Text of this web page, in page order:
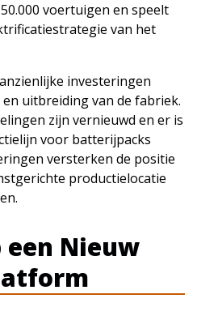
voertuigen en speelt
van het
investeringen
uitbreiding van de fabriek.
zijn vernieuwd en er is
voor batterijpacks
versterken de positie
productielocatie
een Nieuw